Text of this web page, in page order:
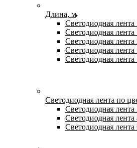
Длина, м
Светодиодная лента
Светодиодная лента
Светодиодная лента
Светодиодная лента
Светодиодная лента
Светодиодная лента по
Светодиодная
Светодиодная
Светодиодная